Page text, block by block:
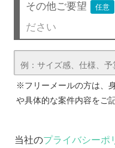
その他ご要望 任意
ださい
※フリーメールの方は、
や具体的な案件内容をご
当社のプライバシーポ